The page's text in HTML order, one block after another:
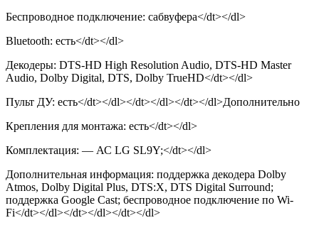
Беспроводное подключение: сабвуфера</dt></dl>
Bluetooth: есть</dt></dl>
Декодеры: DTS-HD High Resolution Audio, DTS-HD Master
Audio, Dolby Digital, DTS, Dolby TrueHD</dt></dl>
Пульт ДУ: есть</dt></dl></dt></dl></dt></dl>Дополнительно
Крепления для монтажа: есть</dt></dl>
Комплектация: — АС LG SL9Y;</dt></dl>
Дополнительная информация: поддержка декодера Dolby
Atmos, Dolby Digital Plus, DTS:X, DTS Digital Surround;
поддержка Google Cast; беспроводное подключение по Wi-
Fi</dt></dl></dt></dl></dt></dl>